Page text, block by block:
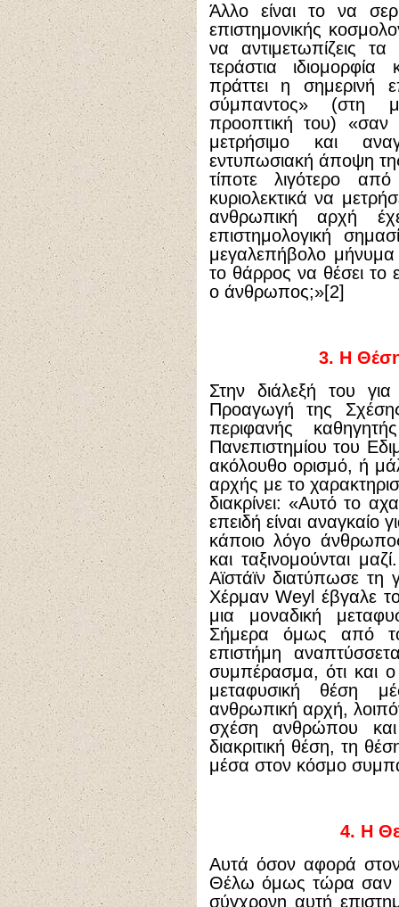
Άλλο είναι το να
επιστημονικής
να αντιμετωπίζεις
τεράστια
πράττει η σημερινή
σύμπαντος» (στη
προοπτική του) «σαν
μετρήσιμο και
εντυπωσιακή άποψη
τίποτε λιγότερο
κυριολεκτικά να
ανθρωπική αρχή
επιστημολογική
μεγαλεπήβολο
το θάρρος να θέσει το
ο άνθρωπος;»[2]
3. Η
Στην διάλεξή του
Προαγωγή της
περιφανής
Πανεπιστημίου του
ακόλουθο ορισμό, ή
αρχής με το
διακρίνει: «Αυτό το
επειδή είναι
κάποιο λόγο
και ταξινομούνται
Αϊστάϊν διατύπωσε τη
Χέρμαν Weyl έβγαλε
μια μοναδική
Σήμερα όμως από
επιστήμη
συμπέρασμα, ότι και
μεταφυσική θέση
ανθρωπική αρχή,
σχέση ανθρώπου και
διακριτική θέση, τη
μέσα στον κόσμο
4. Η
Αυτά όσον αφορά
Θέλω όμως τώρα σαν
σύγχρονη αυτή